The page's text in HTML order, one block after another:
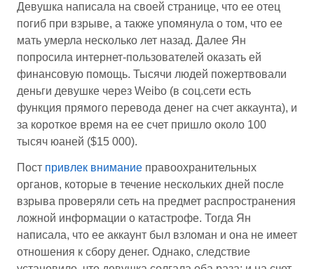
Девушка написала на своей странице, что ее отец
погиб при взрыве, а также упомянула о том, что ее
мать умерла несколько лет назад. Далее Ян
попросила интернет-пользователей оказать ей
финансовую помощь. Тысячи людей пожертвовали
деньги девушке через Weibo (в соц.сети есть
функция прямого перевода денег на счет аккаунта), и
за короткое время на ее счет пришло около 100
тысяч юаней ($15 000).
Пост привлек внимание правоохранительных
органов, которые в течение нескольких дней после
взрыва проверяли сеть на предмет распространения
ложной информации о катастрофе. Тогда Ян
написала, что ее аккаунт был взломан и она не имеет
отношения к сбору денег. Однако, следствие